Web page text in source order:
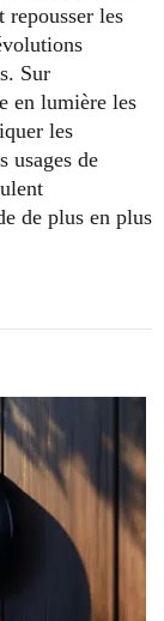
repousser les
Sur
en lumière les
les
usages de
de plus en plus